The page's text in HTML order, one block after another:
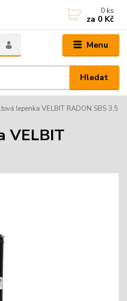
Menu
Hledat
0 ks
za 0 Kč
lepenka VELBIT RADON SBS 3,5
VELBIT